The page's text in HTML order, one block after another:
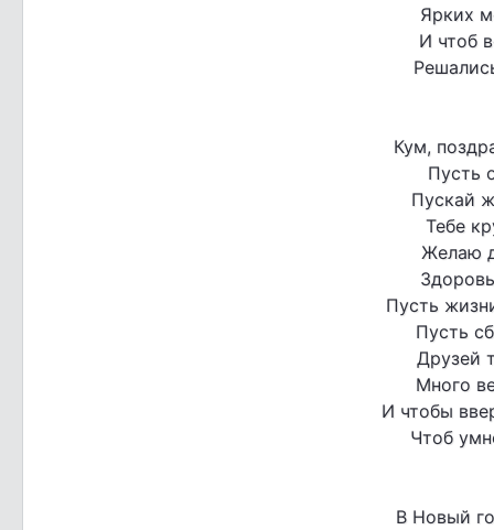
Ярких
И чтоб
Кум,
Пусть
Пускай
Тебе
Желаю
Пусть
Пусть
Друзей
Много
И чтобы
Чтоб
В Новый